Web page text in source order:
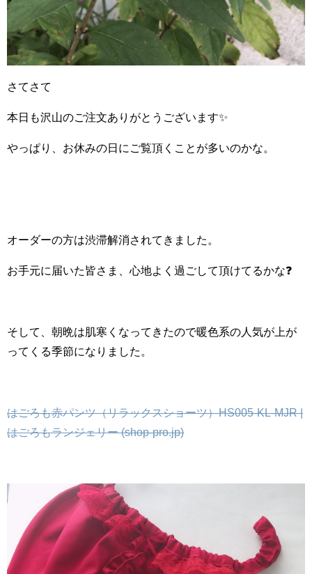
さてさて
本日も沢山のご注文ありがとうございます✨
やっぱり、お休みの日にご覧頂くことが多いのかな。
オーダーの方は渋滞解消されてきました。
お手元に届いた皆さま、心地よく過ごして頂けてるかな❓
そして、朝晩は肌寒くなってきたので暖色系の人気が上が
ってくる季節になりました。
はごろも赤パンツ（リラックスショーツ）HS005-KL-MJR |
はごろもランジェリー (shop-pro.jp)